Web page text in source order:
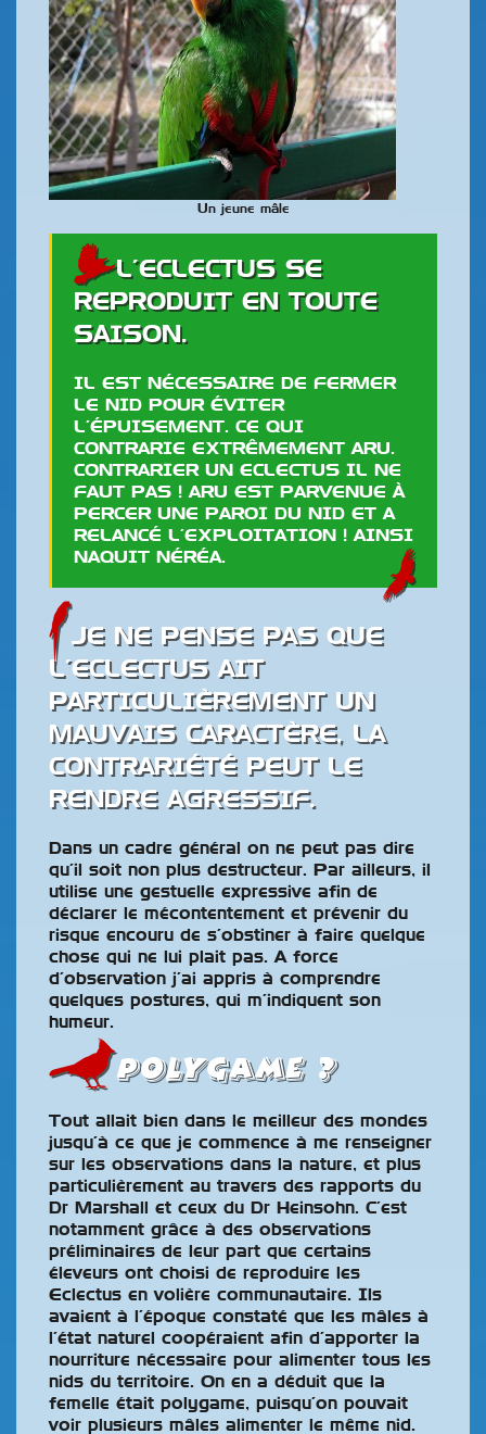
Un jeune mâle
L’ECLECTUS SE
REPRODUIT EN TOUTE
SAISON.
IL EST NÉCESSAIRE DE FERMER
LE NID POUR ÉVITER
L’ÉPUISEMENT. CE QUI
CONTRARIE EXTRÊMEMENT ARU.
CONTRARIER UN ECLECTUS IL NE
FAUT PAS ! ARU EST PARVENUE À
PERCER UNE PAROI DU NID ET A
RELANCÉ L’EXPLOITATION ! AINSI
NAQUIT NÉRÉA.
JE NE PENSE PAS QUE
L’ECLECTUS AIT
PARTICULIÈREMENT UN
MAUVAIS CARACTÈRE, LA
CONTRARIÉTÉ PEUT LE
RENDRE AGRESSIF.
Dans un cadre général on ne peut pas dire
qu’il soit non plus destructeur. Par ailleurs, il
utilise une gestuelle expressive afin de
déclarer le mécontentement et prévenir du
risque encouru de s’obstiner à faire quelque
chose qui ne lui plait pas. A force
d’observation j’ai appris à comprendre
quelques postures, qui m’indiquent son
humeur.
Polygame ?
Tout allait bien dans le meilleur des mondes
jusqu’à ce que je commence à me renseigner
sur les observations dans la nature, et plus
particulièrement au travers des rapports du
Dr Marshall et ceux du Dr Heinsohn. C’est
notamment grâce à des observations
préliminaires de leur part que certains
éleveurs ont choisi de reproduire les
Eclectus en volière communautaire. Ils
avaient à l’époque constaté que les mâles à
l’état naturel coopéraient afin d’apporter la
nourriture nécessaire pour alimenter tous les
nids du territoire. On en a déduit que la
femelle était polygame, puisqu’on pouvait
voir plusieurs mâles alimenter le même nid.